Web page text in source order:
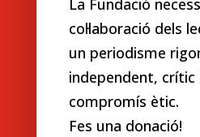
La Fundació
col·laboració dels
un periodisme
independent, crític
compromís ètic.
Fes una donació!